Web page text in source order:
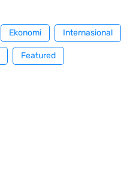
Ekonomi Internasional
Featured